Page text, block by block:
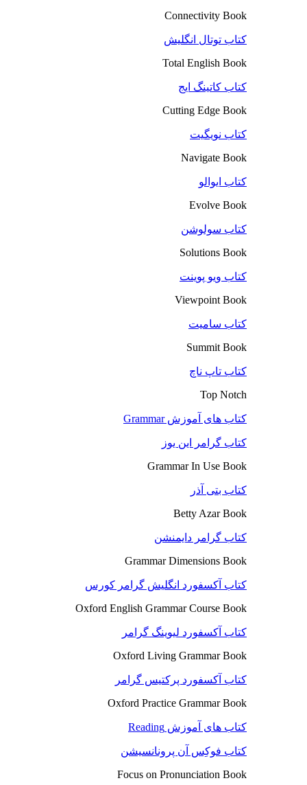
Connectivity Book
کتاب توتال انگلیش
Total English Book
کتاب کاتینگ ایج
Cutting Edge Book
کتاب نویگیت
Navigate Book
کتاب ایوالو
Evolve Book
کتاب سولوشن
Solutions Book
کتاب ویو پوینت
Viewpoint Book
کتاب سامیت
Summit Book
کتاب تاپ ناچ
Top Notch
کتاب های آموزش Grammar
کتاب گرامر این یوز
Grammar In Use Book
کتاب بتی آذر
Betty Azar Book
کتاب گرامر دایمنشن
Grammar Dimensions Book
کتاب آکسفورد انگلیش گرامر کورس
Oxford English Grammar Course Book
کتاب آکسفورد لیوینگ گرامر
Oxford Living Grammar Book
کتاب آکسفورد پرکتیس گرامر
Oxford Practice Grammar Book
کتاب های آموزش Reading
کتاب فوکِس آن پرونانسیشن
Focus on Pronunciation Book